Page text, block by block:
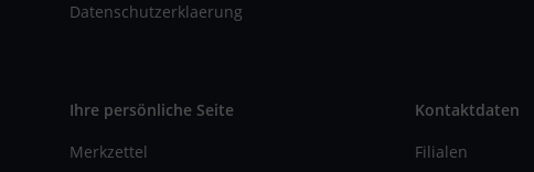
Datenschutzerklaerung
Ihre persönliche Seite
Merkzettel
Kontaktdaten
Filialen